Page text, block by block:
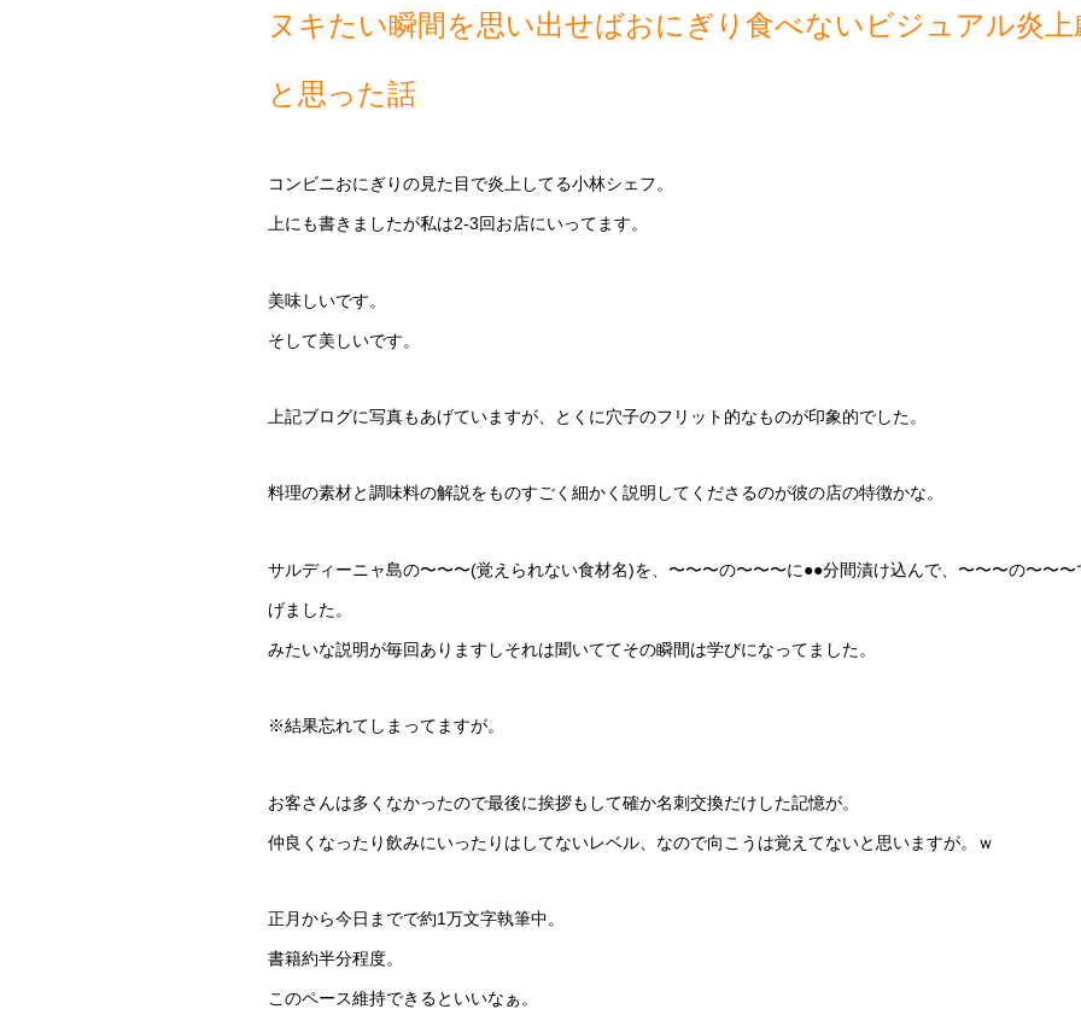
ヌキたい瞬間を思い出せばおにぎり食べないビジュアル炎
と思った話
コンビニおにぎりの見た目で炎上してる小林シェフ。
上にも書きましたが私は2-3回お店にいってます。
美味しいです。
そして美しいです。
上記ブログに写真もあげていますが、とくに穴子のフリット的なものが印象的でした。
料理の素材と調味料の解説をものすごく細かく説明してくださるのが彼の店の特徴かな。
サルディーニャ島の〜〜〜(覚えられない食材名)を、〜〜〜の〜〜〜に●●分間漬け込んで、〜〜〜の〜〜
げました。
みたいな説明が毎回ありますしそれは聞いててその瞬間は学びになってました。
※結果忘れてしまってますが。
お客さんは多くなかったので最後に挨拶もして確か名刺交換だけした記憶が。
仲良くなったり飲みにいったりはしてないレベル、なので向こうは覚えてないと思いますが。ｗ
正月から今日までで約1万文字執筆中。
書籍約半分程度。
このペース維持できるといいなぁ。